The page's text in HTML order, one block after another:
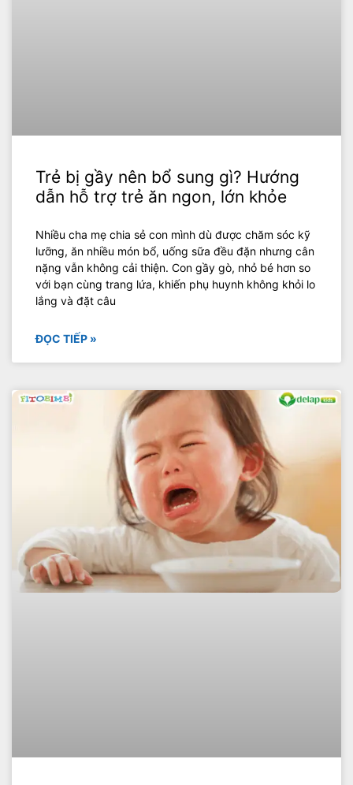
Trẻ bị gầy nên bổ sung gì? Hướng
dẫn hỗ trợ trẻ ăn ngon, lớn khỏe
Nhiều cha mẹ chia sẻ con mình dù được chăm sóc kỹ
lưỡng, ăn nhiều món bổ, uống sữa đều đặn nhưng cân
nặng vẫn không cải thiện. Con gầy gò, nhỏ bé hơn so
với bạn cùng trang lứa, khiến phụ huynh không khỏi lo
lắng và đặt câu
ĐỌC TIẾP »